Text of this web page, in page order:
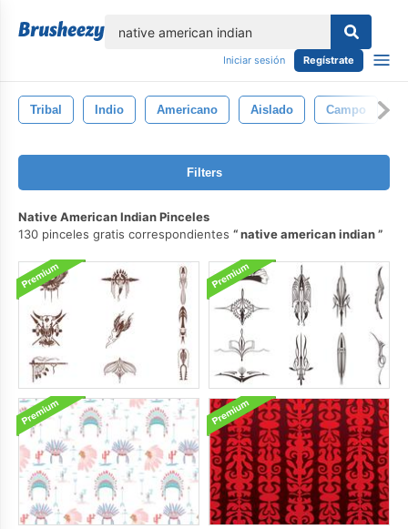
Iniciar sesión Regístrate
Tribal Indio Americano Aislado Campo
Filters
Native American Indian Pinceles
130 pinceles gratis correspondientes
native american indian